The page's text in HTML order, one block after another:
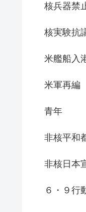
核兵器禁
核実験抗
米艦船入
米軍再編
青年
非核平和
非核日本
６・９行